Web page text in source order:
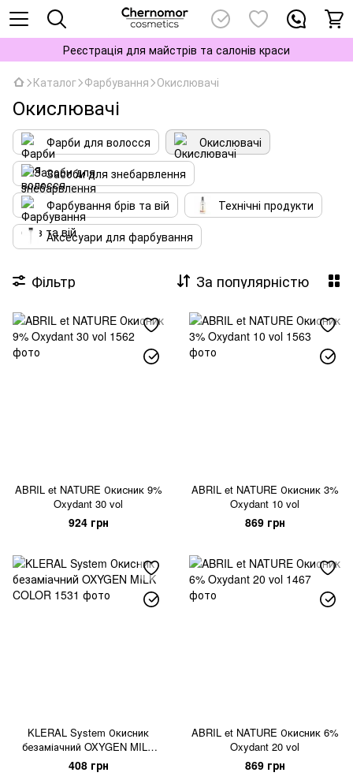
Реєстрація для майстрів та салонів краси
Каталог Фарбування Окислювачі
Окислювачі
Фарби для волосся
Окислювачі
Засоби для знебарвлення
Фарбування брів та вій
Технічні продукти
Аксесуари для фарбування
Фільтр За популярністю
ABRIL et NATURE Окисник 9%
Oxydant 30 vol
924 грн
ABRIL et NATURE Окисник 3%
Oxydant 10 vol
869 грн
KLERAL System Окисник
безаміачний OXYGEN MILK
COLOR
408 грн
ABRIL et NATURE Окисник 6%
Oxydant 20 vol
869 грн